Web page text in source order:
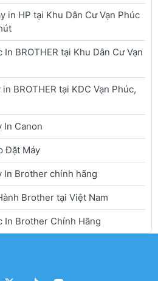
in HP tại Khu Dân Cư Vạn Phúc
BROTHER tại Khu Dân Cư Vạn
BROTHER tại KDC Vạn Phúc,
In Canon
Đặt Máy
In Brother chính hãng
Brother tại Việt Nam
In Brother Chính Hãng